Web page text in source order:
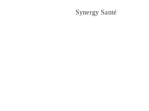
Synergy Santé